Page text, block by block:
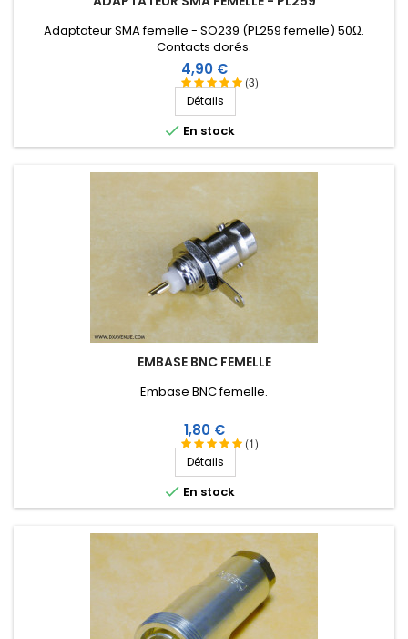
(3)
Adaptateur SMA femelle - SO239 (PL259 femelle) 50Ω .
Contacts dorés.
Prix
4,90 €
Détails
 En stock
EMBASE BNC FEMELLE
(1)
Embase BNC femelle.
Prix
1,80 €
Détails
 En stock